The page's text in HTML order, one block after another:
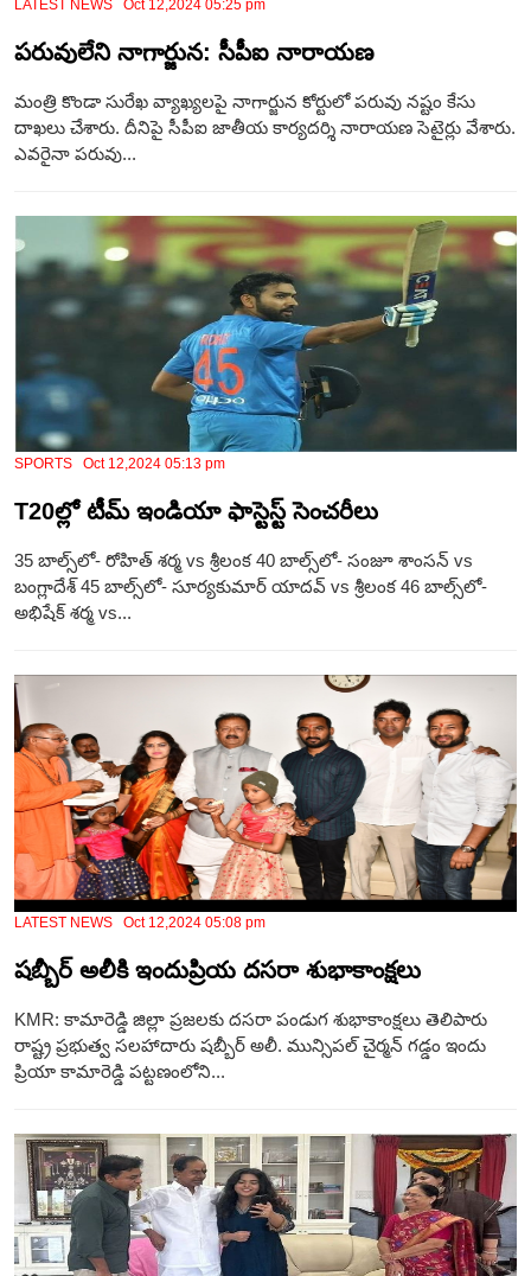
LATEST NEWS Oct 12,2024 05:25 pm
పరువులేని నాగార్జున: సీపీఐ నారాయణ
మంత్రి కొండా సురేఖ వ్యాఖ్యలపై నాగార్జున కోర్టులో పరువు నష్టం కేసు
దాఖలు చేశారు. దీనిపై సీపీఐ జాతీయ కార్యదర్శి నారాయణ సెటైర్లు వేశారు.
ఎవరైనా పరువు...
SPORTS Oct 12,2024 05:13 pm
T20ల్లో టీమ్ ఇండియా ఫాస్టెస్ట్ సెంచరీలు
35 బాల్స్‌లో- రోహిత్ శర్మ vs శ్రీలంక 40 బాల్స్‌లో- సంజూ శాంసన్ vs
బంగ్లాదేశ్ 45 బాల్స్‌లో- సూర్యకుమార్ యాదవ్ vs శ్రీలంక 46 బాల్స్‌లో-
అభిషేక్ శర్మ vs...
LATEST NEWS Oct 12,2024 05:08 pm
షబ్బీర్ అలీకి ఇందుప్రియ దసరా శుభాకాంక్షలు
KMR: కామారెడ్డి జిల్లా ప్రజలకు దసరా పండుగ శుభాకాంక్షలు తెలిపారు
రాష్ట్ర ప్రభుత్వ సలహాదారు షబ్బీర్ అలీ. మున్సిపల్ చైర్మన్ గడ్డం ఇందు
ప్రియా కామారెడ్డి పట్టణంలోని...